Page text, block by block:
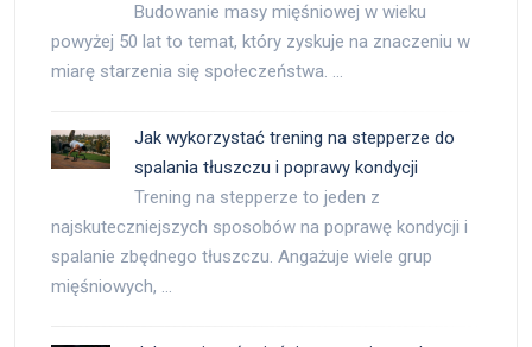
Budowanie masy mięśniowej w wieku
powyżej 50 lat to temat, który zyskuje na znaczeniu w
miarę starzenia się społeczeństwa. …
Jak wykorzystać trening na stepperze do
spalania tłuszczu i poprawy kondycji
Trening na stepperze to jeden z
najskuteczniejszych sposobów na poprawę kondycji i
spalanie zbędnego tłuszczu. Angażuje wiele grup
mięśniowych, …